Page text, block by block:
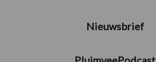
Nieuwsbrief